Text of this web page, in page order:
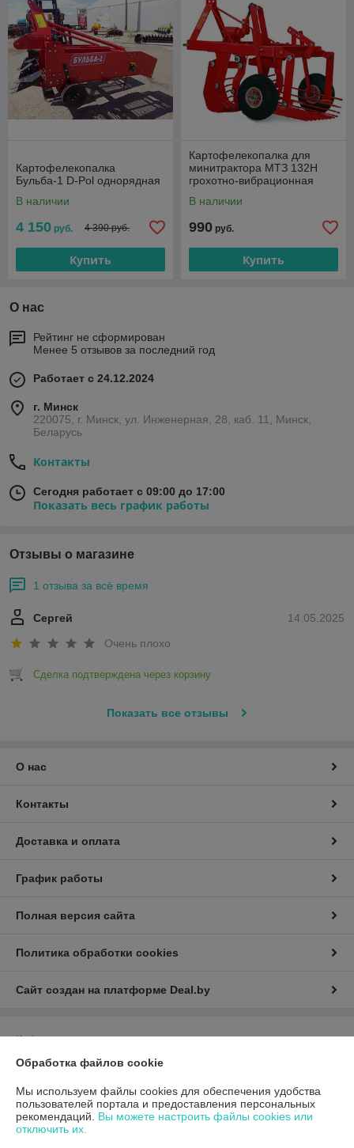
Картофелекопалка
Бульба-1 D-Pol однорядная
В наличии
4 150 руб. 4 390 руб.
Купить
Картофелекопалка для
минитрактора МТЗ 132Н
грохотно-вибрационная
В наличии
990 руб.
Купить
О нас
Рейтинг не сформирован
Менее 5 отзывов за последний год
Работает с 24.12.2024
г. Минск
220075, г. Минск, ул. Инженерная, 28, каб. 11, Минск,
Беларусь
Контакты
Сегодня работает с 09:00 до 17:00
Показать весь график работы
Отзывы о магазине
1 отзыва за всё время
14.05.2025
Сергей
Очень плохо
Сделка подтверждена через корзину
Показать все отзывы
О нас
Контакты
Доставка и оплата
График работы
Полная версия сайта
Политика обработки cookies
Сайт создан на платформе Deal.by
Информация для покупателя
Юридическое лицо:Общество с ограниченной ответственностью
г. Минск, ул. Инженерная, 28, каб. 11
Регистрационный номер ЕГР: 193790359
Обработка файлов cookie
Мы используем файлы cookies для обеспечения удобства
пользователей портала и предоставления персональных
рекомендаций. Вы можете настроить файлы cookies или
отключить их.